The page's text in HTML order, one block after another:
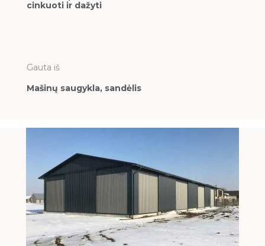
cinkuoti ir dažyti
Gauta iš
Mašinų saugykla, sandėlis